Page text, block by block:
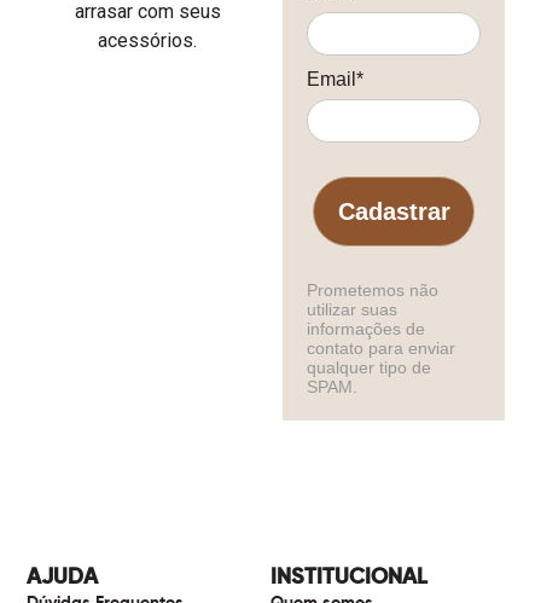
arrasar com seus
acessórios.
Email*
Cadastrar
Prometemos não
utilizar suas
informações de
contato para enviar
qualquer tipo de
SPAM.
INSTITUCIONAL
AJUDA